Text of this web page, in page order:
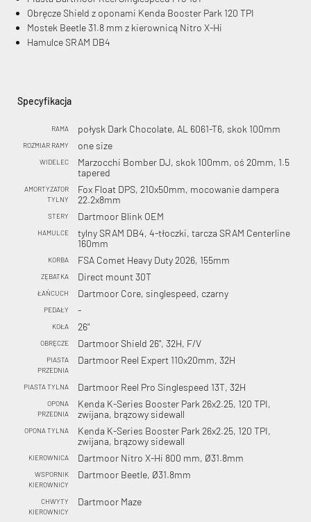
Obręcze Shield z oponami Kenda Booster Park 120 TPI
Mostek Beetle 31.8 mm z kierownicą Nitro X-Hi
Hamulce SRAM DB4
Specyfikacja
RAMA połysk Dark Chocolate, AL 6061-T6, skok 100mm
ROZMIAR RAMY one size
WIDELEC
Marzocchi Bomber DJ, skok 100mm, oś 20mm, 1.5
tapered
AMORTYZATOR
TYLNY
Fox Float DPS, 210x50mm, mocowanie dampera
22.2x8mm
STERY Dartmoor Blink OEM
HAMULCE
tylny SRAM DB4, 4-tłoczki, tarcza SRAM Centerline
160mm
KORBA FSA Comet Heavy Duty 2026, 155mm
ZĘBATKA Direct mount 30T
ŁAŃCUCH Dartmoor Core, singlespeed, czarny
PEDAŁY -
KOŁA 26"
OBRĘCZE Dartmoor Shield 26", 32H, F/V
PIASTA
PRZEDNIA
Dartmoor Reel Expert 110x20mm, 32H
PIASTA TYLNA Dartmoor Reel Pro Singlespeed 13T, 32H
OPONA
PRZEDNIA
Kenda K-Series Booster Park 26x2.25, 120 TPI,
zwijana, brązowy sidewall
OPONA TYLNA
Kenda K-Series Booster Park 26x2.25, 120 TPI,
zwijana, brązowy sidewall
KIEROWNICA Dartmoor Nitro X-Hi 800 mm, Ø31.8mm
WSPORNIK
KIEROWNICY
Dartmoor Beetle, Ø31.8mm
CHWYTY
KIEROWNICY
Dartmoor Maze